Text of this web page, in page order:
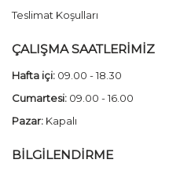
Teslimat Koşulları
ÇALIŞMA SAATLERİMİZ
Hafta içi: 09.00 - 18.30
Cumartesi: 09.00 - 16.00
Pazar: Kapalı
BİLGİLENDİRME